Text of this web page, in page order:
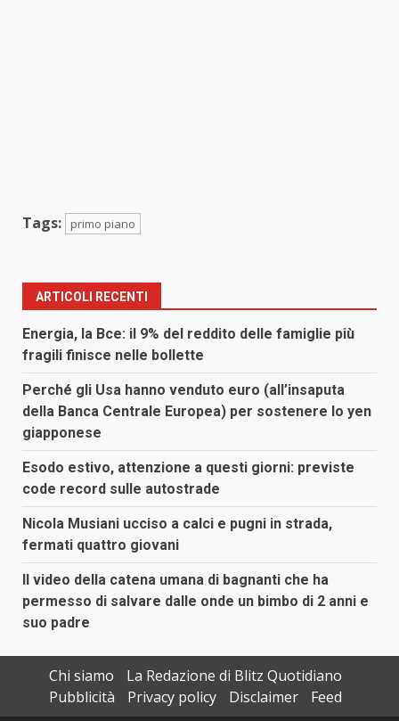
Tags: primo piano
ARTICOLI RECENTI
Energia, la Bce: il 9% del reddito delle famiglie più
fragili finisce nelle bollette
Perché gli Usa hanno venduto euro (all’insaputa
della Banca Centrale Europea) per sostenere lo yen
giapponese
Esodo estivo, attenzione a questi giorni: previste
code record sulle autostrade
Nicola Musiani ucciso a calci e pugni in strada,
fermati quattro giovani
Il video della catena umana di bagnanti che ha
permesso di salvare dalle onde un bimbo di 2 anni e
suo padre
Chi siamo
La Redazione di Blitz Quotidiano
Pubblicità
Privacy policy Disclaimer Feed